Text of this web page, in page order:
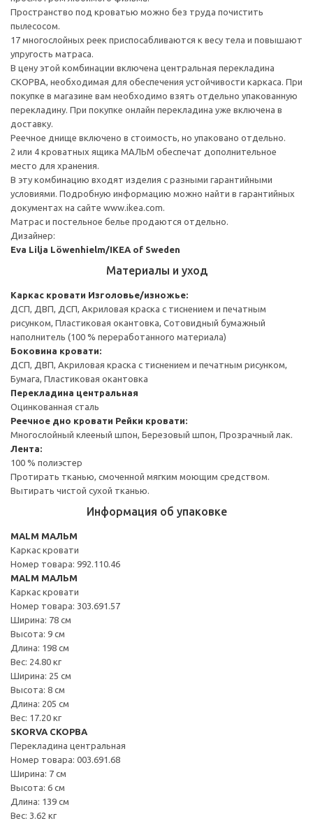
Пространство под кроватью можно без труда почистить
пылесосом.
17 многослойных реек приспосабливаются к весу тела и повышают
упругость матраса.
В цену этой комбинации включена центральная перекладина
СКОРВА, необходимая для обеспечения устойчивости каркаса. При
покупке в магазине вам необходимо взять отдельно упакованную
перекладину. При покупке онлайн перекладина уже включена в
доставку.
Реечное днище включено в стоимость, но упаковано отдельно.
2 или 4 кроватных ящика МАЛЬМ обеспечат дополнительное
место для хранения.
В эту комбинацию входят изделия с разными гарантийными
условиями. Подробную информацию можно найти в гарантийных
документах на сайте www.ikea.com.
Матрас и постельное белье продаются отдельно.
Дизайнер:
Eva Lilja Löwenhielm/IKEA of Sweden
Материалы и уход
Каркас кровати Изголовье/изножье:
ДСП, ДВП, ДСП, Акриловая краска с тиснением и печатным
рисунком, Пластиковая окантовка, Сотовидный бумажный
наполнитель (100 % переработанного материала)
Боковина кровати:
ДСП, ДВП, Акриловая краска с тиснением и печатным рисунком,
Бумага, Пластиковая окантовка
Перекладина центральная
Оцинкованная сталь
Реечное дно кровати Рейки кровати:
Многослойный клееный шпон, Березовый шпон, Прозрачный лак.
Лента:
100 % полиэстер
Протирать тканью, смоченной мягким моющим средством.
Вытирать чистой сухой тканью.
Информация об упаковке
MALM МАЛЬМ
Каркас кровати
Номер товара: 992.110.46
MALM МАЛЬМ
Каркас кровати
Номер товара: 303.691.57
Ширина: 78 см
Высота: 9 см
Длина: 198 см
Вес: 24.80 кг
Ширина: 25 см
Высота: 8 см
Длина: 205 см
Вес: 17.20 кг
SKORVA СКОРВА
Перекладина центральная
Номер товара: 003.691.68
Ширина: 7 см
Высота: 6 см
Длина: 139 см
Вес: 3.62 кг